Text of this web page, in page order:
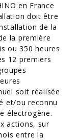
en France
doit être
de la
la première
ou 350 heures
12 premiers
soit réalisée
et/ou reconnu
électrogène.
actions, sur
entre la